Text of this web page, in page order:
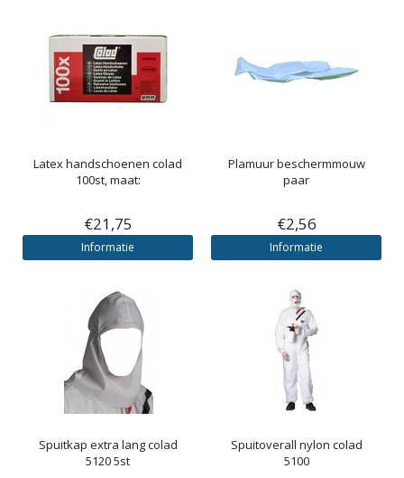
Latex handschoenen colad
100st, maat:
€21,75
Informatie
Plamuur beschermmouw
paar
€2,56
Informatie
Spuitkap extra lang colad
5120 5st
Spuitoverall nylon colad
5100